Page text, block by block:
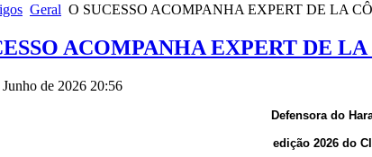
Geral O SUCESSO ACOMPANHA EXPERT DE LA
ACOMPANHA EXPERT DE
de 2026 20:56
Defensora do
edição 2026 do